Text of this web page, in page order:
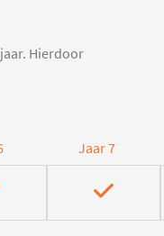
Hierdoor
Jaar 7